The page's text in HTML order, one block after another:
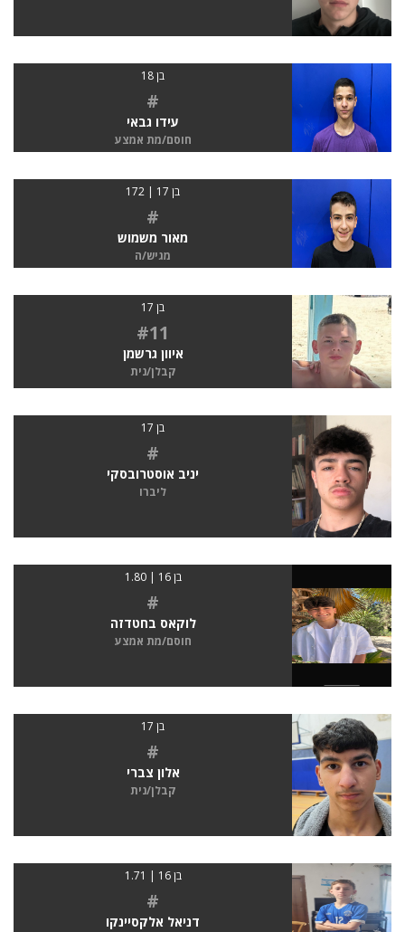
בן 18
#
עידו גבאי
חוסם/מת אמצע
בן 17 | 172
#
מאור משמוש
מגיש/ה
בן 17
#11
איוון גרשמן
קבלן/נית
בן 17
#
יניב אוסטרובסקי
ליברו
בן 16 | 1.80
#
לוקאס בחטדזה
חוסם/מת אמצע
בן 17
#
אלון צברי
קבלן/נית
בן 16 | 1.71
#
דניאל אלקסיינקו